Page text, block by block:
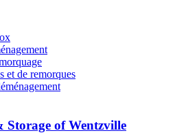
et de remorques
of Wentzville